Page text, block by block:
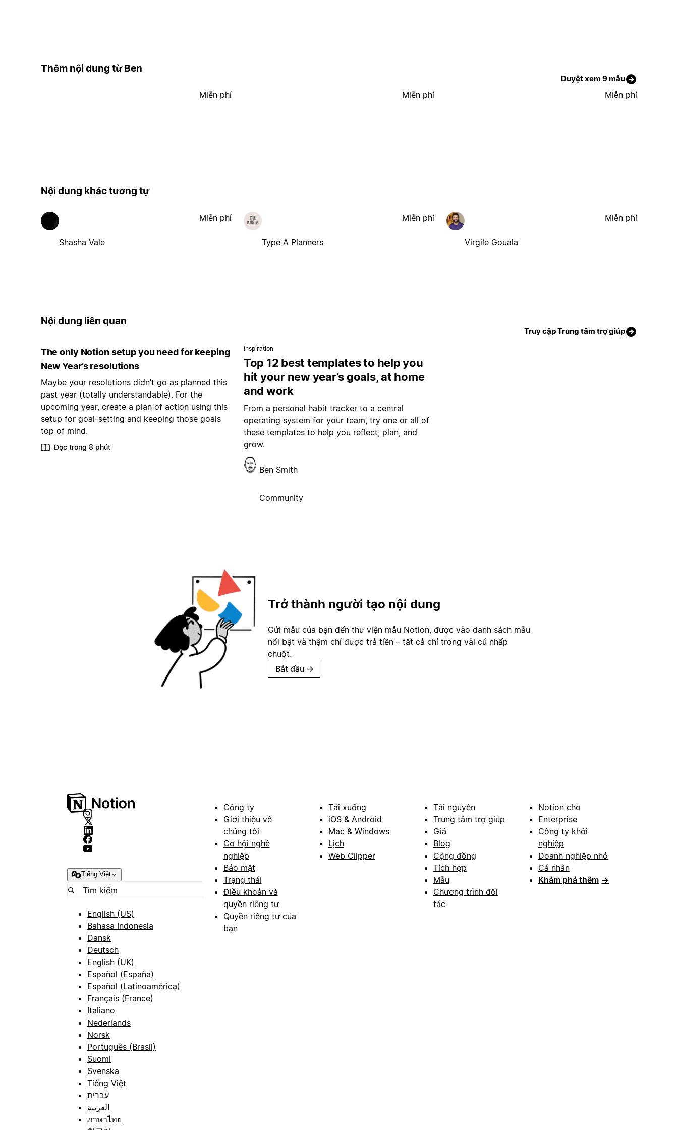
Thêm nội dung từ Ben
Duyệt xem 9 mẫu
Miễn phí Miễn phí Miễn phí
Nội dung khác tương tự
Shasha Vale
Miễn phí
Type A Planners
Miễn phí
Virgile Gouala
Miễn phí
Nội dung liên quan
Truy cập Trung tâm trợ giúp
The only Notion setup you need for keeping
New Year’s resolutions
Maybe your resolutions didn’t go as planned this
past year (totally understandable). For the
upcoming year, create a plan of action using this
setup for goal-setting and keeping those goals
top of mind.
Đọc trong 8 phút
Inspiration
Top 12 best templates to help you
hit your new year’s goals, at home
and work
From a personal habit tracker to a central
operating system for your team, try one or all of
these templates to help you reflect, plan, and
grow.
Ben Smith
Community
Trở thành người tạo nội dung
Gửi mẫu của bạn đến thư viện mẫu Notion, được vào danh sách mẫu
nổi bật và thậm chí được trả tiền – tất cả chỉ trong vài cú nhấp
chuột.
Bắt đầu →
Tiếng Việt
English (US)
Bahasa Indonesia
Dansk
Deutsch
English (UK)
Español (España)
Español (Latinoamérica)
Français (France)
Italiano
Nederlands
Norsk
Português (Brasil)
Suomi
Svenska
Tiếng Việt
עברית
العربية
ภาษาไทย
Công ty
Giới thiệu về
chúng tôi
Cơ hội nghề
nghiệp
Bảo mật
Trạng thái
Điều khoản và
quyền riêng tư
Quyền riêng tư của
bạn
Tải xuống
iOS & Android
Mac & Windows
Lịch
Web Clipper
Tài nguyên
Trung tâm trợ giúp
Giá
Blog
Cộng đồng
Tích hợp
Mẫu
Chương trình đối
tác
Notion cho
Enterprise
Công ty khởi
nghiệp
Doanh nghiệp nhỏ
Cá nhân
Khám phá thêm →